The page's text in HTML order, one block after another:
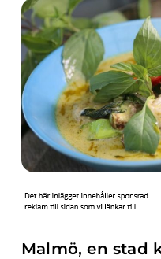
Malmö, en stad